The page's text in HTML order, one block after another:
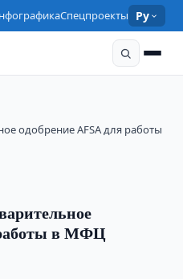
Спецпроекты Ру
одобрение AFSA для работы
в МФЦ